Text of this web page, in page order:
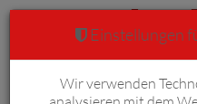
Anmelden
Einstellungen
Wir verwenden